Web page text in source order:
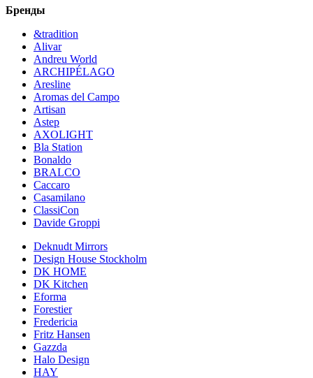
Бренды
&tradition
Alivar
Andreu World
ARCHIPÉLAGO
Aresline
Aromas del Campo
Artisan
Astep
AXOLIGHT
Bla Station
Bonaldo
BRALCO
Caccaro
Casamilano
ClassiCon
Davide Groppi
Deknudt Mirrors
Design House Stockholm
DK HOME
DK Kitchen
Eforma
Forestier
Fredericia
Fritz Hansen
Gazzda
Halo Design
HAY